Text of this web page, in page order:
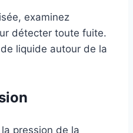
examinez
détecter toute fuite.
liquide autour de la
pression de la